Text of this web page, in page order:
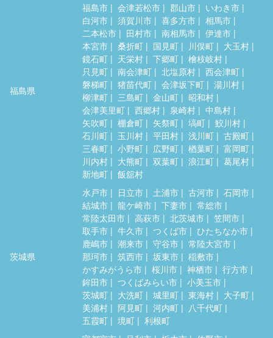
福島県
福島市 会津若松市 郡山市
いわき市
白河市
須賀川市 喜多方市
相馬市
二本松市
田村市 南相馬市
伊達市
本宮市
桑折町 国見町 川俣町
大玉村
鏡石町
天栄村 下郷町
檜枝岐村
只見町
南会津町 北塩原村
西会津町
磐梯町
猪苗代町 会津坂下町
湯川村
柳津町
三島町 金山町
昭和村
会津美里町
西郷村 泉崎村
中島村
矢吹町
棚倉町 矢祭町 塙町
鮫川村
石川町
玉川村 平田村 浅川町
古殿町
三春町
小野町 広野町 楢葉町
富岡町
川内村
大熊町 双葉町 浪江町
葛尾村
新地町
飯舘村
茨城県
水戸市 日立市 土浦市 古河市
石岡市
結城市
龍ケ崎市 下妻市
常総市
常陸太田市
高萩市 北茨城市
笠間市
取手市
牛久市 つくば市
ひたちなか市
鹿嶋市
潮来市 守谷市
常陸大宮市
那珂市
筑西市 坂東市
稲敷市
かすみがうら市
桜川市 神栖市
行方市
鉾田市
つくばみらい市
小美玉市
茨城町
大洗町 城里町 東海村
大子町
美浦村
阿見町 河内町
八千代町
五霞町
境町 利根町